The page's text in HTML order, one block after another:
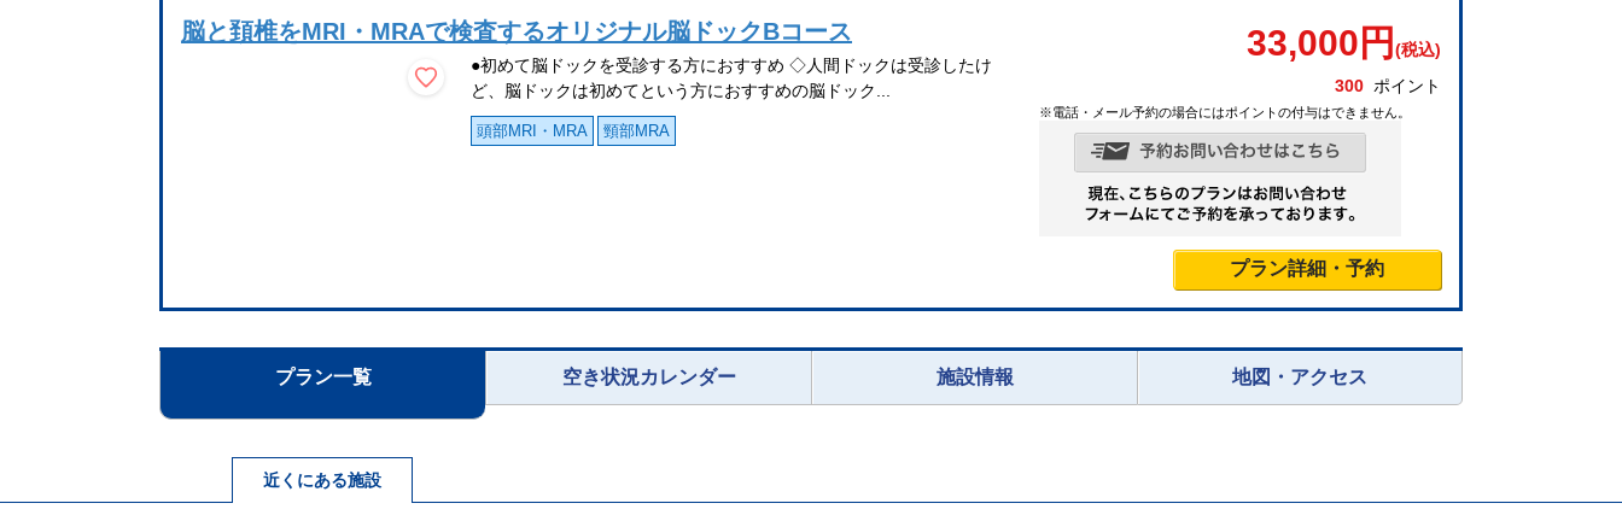
脳と頚椎をMRI・MRAで検査するオリジナル脳ドックBコース
●初めて脳ドックを受診する方におすすめ ◇人間ドックは受診したけ
ど、脳ドックは初めてという方におすすめの脳ドック...
頭部MRI・MRA 頸部MRA
33,000 円 (税込)
300 ポイント
※電話・メール予約の場合にはポイントの付与はできません。
プラン詳細・予約
プラン一覧 空き状況カレンダー 施設情報 地図・アクセス
近くにある施設